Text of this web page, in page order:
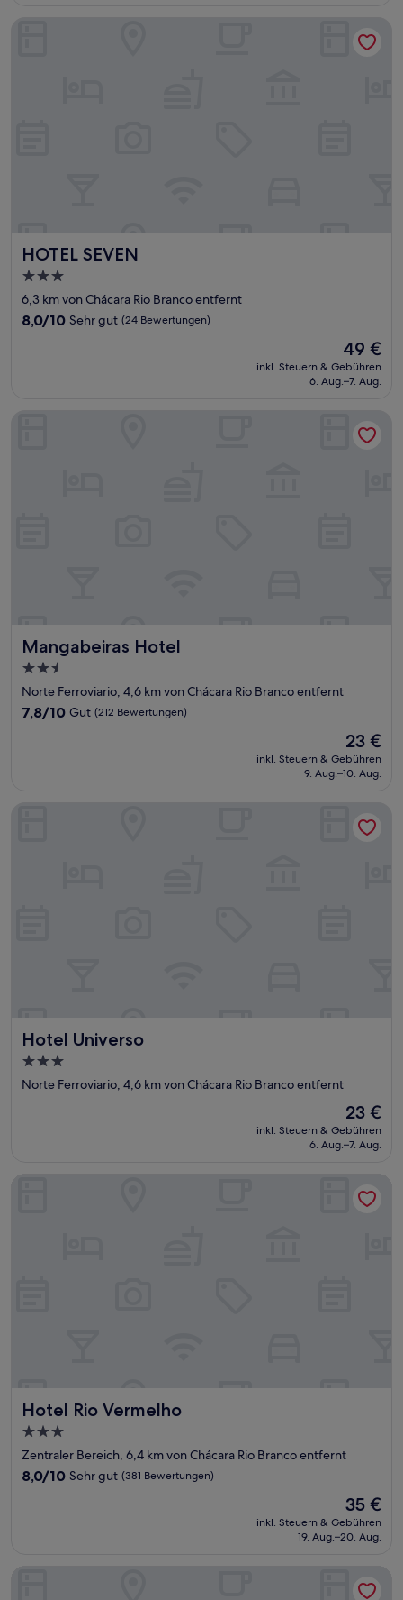
HOTEL SEVEN
HOTEL SEVEN
3.0-
Sterne-
Unterkunft
6,3 km von Chácara Rio Branco entfernt
8.0
Bewertungen)
8,0/10 Sehr gut (24 Bewertungen)
Der
Preis
beträgt
49 €
inkl. Steuern & Gebühren
6. Aug.–7. Aug.
Mangabeiras Hotel
Mangabeiras Hotel
2.5-
Sterne-
Unterkunft
Norte Ferroviario, 4,6 km von Chácara Rio Branco entfernt
7.8
7,8/10 Gut (212 Bewertungen)
Der
Preis
beträgt
23 €
inkl. Steuern & Gebühren
9. Aug.–10. Aug.
Mangabeiras Hotel
Hotel Universo
Hotel Universo
3.0-
Sterne-
Norte Ferroviario, 4,6 km von Chácara Rio Branco entfernt
Der
Preis
beträgt
23 €
inkl. Steuern & Gebühren
6. Aug.–7. Aug.
Hotel Rio Vermelho
Hotel Rio Vermelho
3.0-
Sterne-
Unterkunft
Zentraler Bereich, 6,4 km von Chácara Rio Branco entfernt
8.0
Bewertungen)
8,0/10 Sehr gut (381 Bewertungen)
Der
Preis
beträgt
35 €
inkl. Steuern & Gebühren
19. Aug.–20. Aug.
Hotel Rio Vermelho